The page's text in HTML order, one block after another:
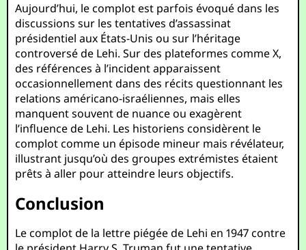
Aujourd’hui, le complot est parfois évoqué dans les
discussions sur les tentatives d’assassinat
présidentiel aux États-Unis ou sur l’héritage
controversé de Lehi. Sur des plateformes comme X,
des références à l’incident apparaissent
occasionnellement dans des récits questionnant les
relations américano-israéliennes, mais elles
manquent souvent de nuance ou exagèrent
l’influence de Lehi. Les historiens considèrent le
complot comme un épisode mineur mais révélateur,
illustrant jusqu’où des groupes extrémistes étaient
prêts à aller pour atteindre leurs objectifs.
Conclusion
Le complot de la lettre piégée de Lehi en 1947 contre